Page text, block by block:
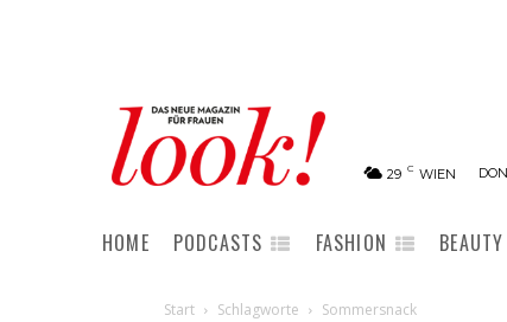
29 C WIEN
HOME PODCASTS FASHION BEAUTY
Start Schlagworte Sommersnack